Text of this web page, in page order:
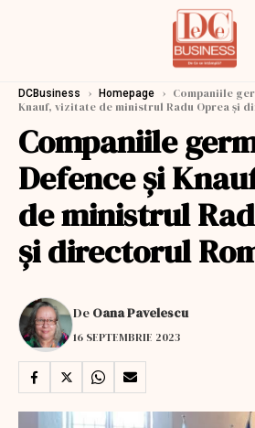
DCBusiness › Homepage › Companiile
Knauf, vizitate de ministrul Radu Oprea și
Companiile
Defence şi
de ministrul
și directorul
De Oana Pavelescu
16 SEPTEMBRIE 2023